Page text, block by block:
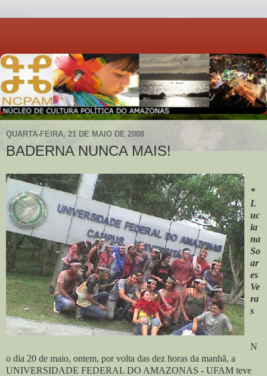
QUARTA-FEIRA, 21 DE MAIO DE 2008
BADERNA NUNCA MAIS!
*
L
uc
ia
na
So
ar
es
Ve
ra
s
N
o dia 20 de maio, ontem, por volta das dez horas da manhã, a
UNIVERSIDADE FEDERAL DO AMAZONAS - UFAM teve